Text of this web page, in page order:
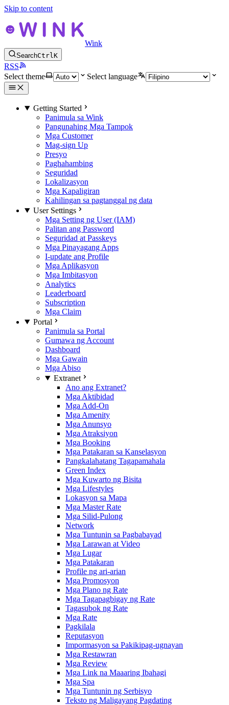
Skip to content
Wink
SearchCtrlK
RSS
Select theme
Select language
Getting Started
Panimula sa Wink
Pangunahing Mga Tampok
Mga Customer
Mag-sign Up
Presyo
Paghahambing
Seguridad
Lokalizasyon
Mga Kapaligiran
Kahilingan sa pagtanggal ng data
User Settings
Mga Setting ng User (IAM)
Palitan ang Password
Seguridad at Passkeys
Mga Pinayagang Apps
I-update ang Profile
Mga Aplikasyon
Mga Imbitasyon
Analytics
Leaderboard
Subscription
Mga Claim
Portal
Panimula sa Portal
Gumawa ng Account
Dashboard
Mga Gawain
Mga Abiso
Extranet
Ano ang Extranet?
Mga Aktibidad
Mga Add-On
Mga Amenity
Mga Anunsyo
Mga Atraksiyon
Mga Booking
Mga Patakaran sa Kanselasyon
Pangkalahatang Tagapamahala
Green Index
Mga Kuwarto ng Bisita
Mga Lifestyles
Lokasyon sa Mapa
Mga Master Rate
Mga Silid-Pulong
Network
Mga Tuntunin sa Pagbabayad
Mga Larawan at Video
Mga Lugar
Mga Patakaran
Profile ng ari-arian
Mga Promosyon
Mga Plano ng Rate
Mga Tagapagbigay ng Rate
Tagasubok ng Rate
Mga Rate
Pagkilala
Reputasyon
Impormasyon sa Pakikipag-ugnayan
Mga Restawran
Mga Review
Mga Link na Maaaring Ibahagi
Mga Spa
Mga Tuntunin ng Serbisyo
Teksto ng Maligayang Pagdating